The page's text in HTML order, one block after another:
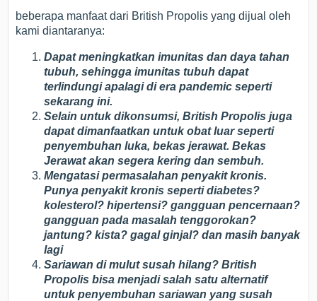
beberapa manfaat dari British Propolis yang dijual oleh
kami diantaranya:
Dapat meningkatkan imunitas dan daya tahan
tubuh, sehingga imunitas tubuh dapat
terlindungi apalagi di era pandemic seperti
sekarang ini.
Selain untuk dikonsumsi, British Propolis juga
dapat dimanfaatkan untuk obat luar seperti
penyembuhan luka, bekas jerawat. Bekas
Jerawat akan segera kering dan sembuh.
Mengatasi permasalahan penyakit kronis.
Punya penyakit kronis seperti diabetes?
kolesterol? hipertensi? gangguan pencernaan?
gangguan pada masalah tenggorokan?
jantung? kista? gagal ginjal? dan masih banyak
lagi
Sariawan di mulut susah hilang? British
Propolis bisa menjadi salah satu alternatif
untuk penyembuhan sariawan yang susah